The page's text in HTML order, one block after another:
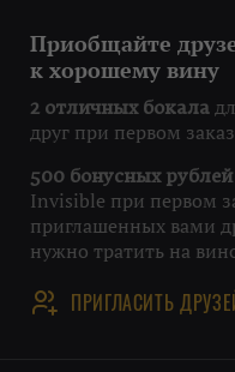
Приобщайте
к хорошему вину
2 отличных бокала
друг при первом
500 бонусных рублей
Invisible при первом
приглашенных вами
нужно тратить на
ПРИГЛАСИТЬ